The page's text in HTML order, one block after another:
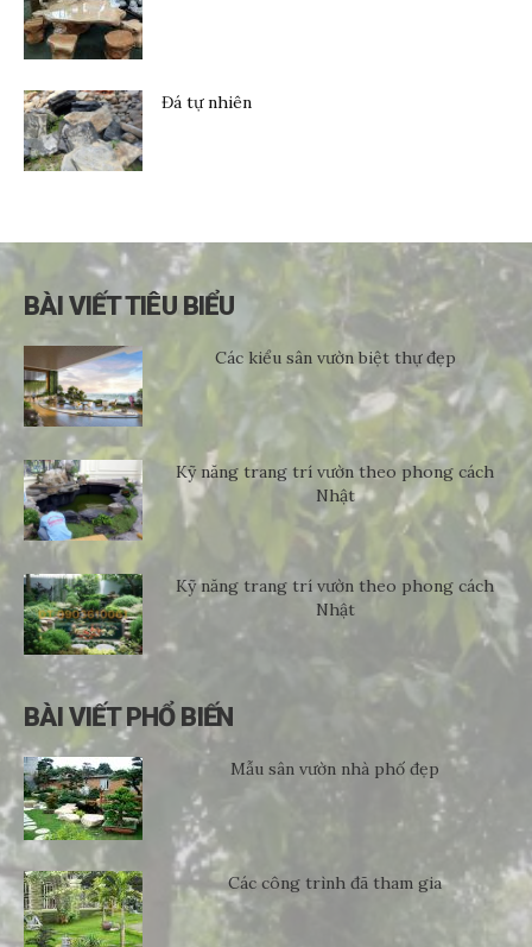
Đá tự nhiên
BÀI VIẾT TIÊU BIỂU
Các kiểu sân vườn biệt thự đẹp
Kỹ năng trang trí vườn theo phong cách
Nhật
Kỹ năng trang trí vườn theo phong cách
Nhật
BÀI VIẾT PHỔ BIẾN
Mẫu sân vườn nhà phố đẹp
Các công trình đã tham gia